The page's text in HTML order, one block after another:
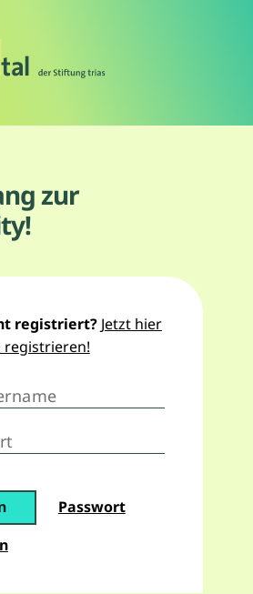
zur
registriert? Jetzt hier
registrieren!
Passwort